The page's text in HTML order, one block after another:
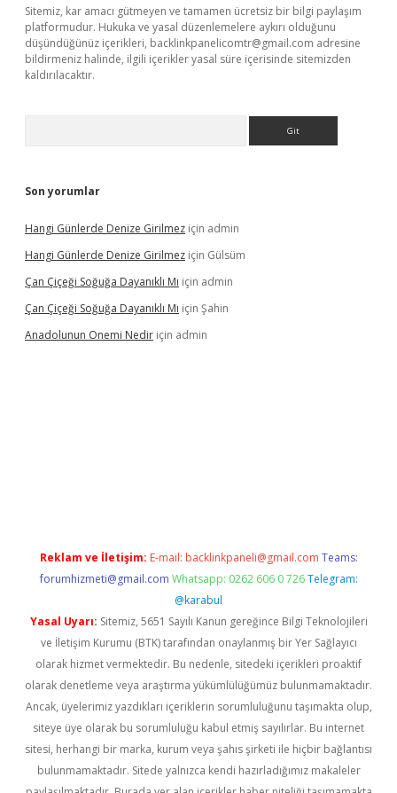
Sitemiz, kar amacı gütmeyen ve tamamen ücretsiz bir bilgi paylaşım
platformudur. Hukuka ve yasal düzenlemelere aykırı olduğunu
düşündüğünüz içerikleri, backlinkpanelicomtr@gmail.com adresine
bildirmeniz halinde, ilgili içerikler yasal süre içerisinde sitemizden
kaldırılacaktır.
Son yorumlar
Hangi Günlerde Denize Girilmez için admin
Hangi Günlerde Denize Girilmez için Gülsüm
Çan Çiçeği Soğuğa Dayanıklı Mı için admin
Çan Çiçeği Soğuğa Dayanıklı Mı için Şahin
Anadolunun Onemi Nedir için admin
Reklam ve İletişim: E-mail: backlinkpaneli@gmail.com Teams:
forumhizmeti@gmail.com Whatsapp: 0262 606 0 726 Telegram:
@karabul
Yasal Uyarı: Sitemiz, 5651 Sayılı Kanun gereğince Bilgi Teknolojileri
ve İletişim Kurumu (BTK) tarafından onaylanmış bir Yer Sağlayıcı
olarak hizmet vermektedir. Bu nedenle, sitedeki içerikleri proaktif
olarak denetleme veya araştırma yükümlülüğümüz bulunmamaktadır.
Ancak, üyelerimiz yazdıkları içeriklerin sorumluluğunu taşımakta olup,
siteye üye olarak bu sorumluluğu kabul etmiş sayılırlar. Bu internet
sitesi, herhangi bir marka, kurum veya şahıs şirketi ile hiçbir bağlantısı
bulunmamaktadır. Sitede yalnızca kendi hazırladığımız makaleler